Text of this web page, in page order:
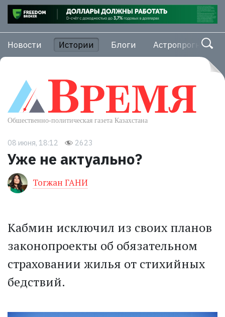
Новости Истории Блоги Астропрогноз
08 июня, 18:12 2623
Уже не актуально?
Тогжан ГАНИ
Кабмин исключил из своих планов
законопроекты об обязательном
страховании жилья от стихийных
бедствий.